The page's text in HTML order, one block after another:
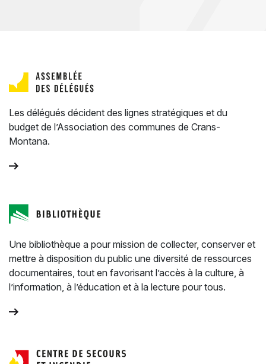
Les délégués décident des lignes stratégiques et du
budget de l’Association des communes de Crans-
Montana.
Une bibliothèque a pour mission de collecter, conserver et
mettre à disposition du public une diversité de ressources
documentaires, tout en favorisant l’accès à la culture, à
l’information, à l’éducation et à la lecture pour tous.